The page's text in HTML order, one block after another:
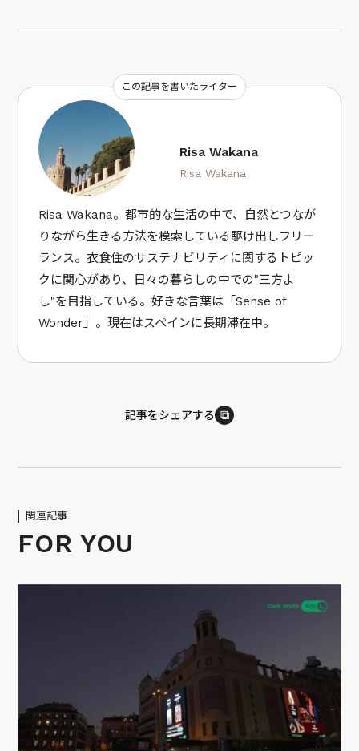
この記事を書いたライター
Risa Wakana
Risa Wakana
Risa Wakana。都市的な生活の中で、自然とつなが
りながら生きる方法を模索している駆け出しフリー
ランス。衣食住のサステナビリティに関するトピッ
クに関心があり、日々の暮らしの中での"三方よ
し"を目指している。好きな言葉は「Sense of
Wonder」。現在はスペインに長期滞在中。
記事をシェアする ⧉
関連記事
FOR YOU